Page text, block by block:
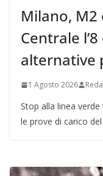
Milano, M2
Centrale
alternative
1 Agosto 2026
Stop alla linea
le prove di carico